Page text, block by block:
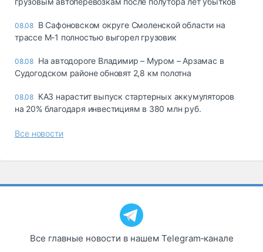
08.08 В Сафоновском округе Смоленской области на
трассе М-1 полностью выгорел грузовик
08.08 На автодороге Владимир – Муром – Арзамас в
Судогодском районе обновят 2,8 км полотна
08.08 КАЗ нарастит выпуск стартерных аккумуляторов
на 20% благодаря инвестициям в 380 млн руб.
Все новости
Все главные новости в нашем Telegram‑канале